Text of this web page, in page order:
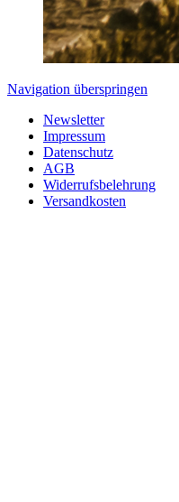
Navigation überspringen
Newsletter
Impressum
Datenschutz
AGB
Widerrufsbelehrung
Versandkosten